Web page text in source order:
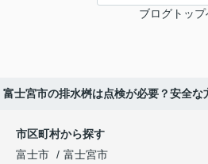
ブログトップ
富士宮市の排水桝は点検が必要？安全
市区町村から探す
富士市
富士宮市